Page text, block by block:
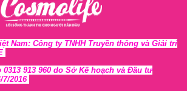
Nam: Công ty TNHH Truyền thông và Giải trí
913 960 do Sở Kế hoạch và Đầu tư
7/2016